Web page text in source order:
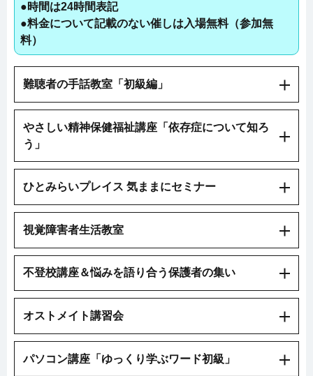
●時間は24時間表記
●料金について記載のない催しは入場無料（参加無
料）
難聴者の手話教室「初級編」
やさしい精神保健福祉講座「依存症について知ろ
う」
ひとみらいプレイス 気ままにセミナー
視覚障害者生活教室
不登校講座＆悩みを語り合う保護者の集い
オストメイト講習会
パソコン講座「ゆっくり学ぶワード初級」